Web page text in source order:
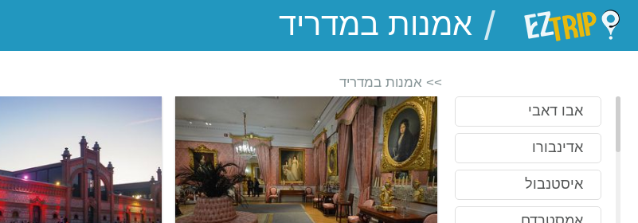
EZTrip
/
אבו דאבי
אדינבורו
איסטנבול
>> אמנות במדריד